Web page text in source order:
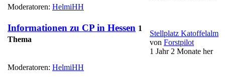
Moderatoren: HelmiHH
Informationen zu CP in Hessen 1
Thema
Moderatoren: HelmiHH
Stellplatz Katoffelalm
von Forstpilot
1 Jahr 2 Monate her